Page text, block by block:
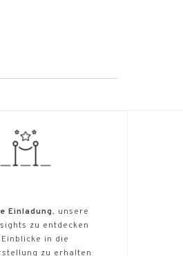
Einladung, unsere
zu entdecken
Einblicke in die
zu erhalten